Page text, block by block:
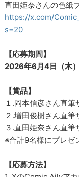
直田姫奈さんの色紙
https://x.com/
s=20
【応募期間】
2026年6月4日（木
【賞品】
１.岡本信彦さん直筆
２.増田俊樹さん直筆
３.直田姫奈さん直筆
※合計9名様にプレゼ
【応募方法】